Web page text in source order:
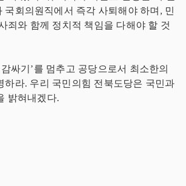
국회의원직에서 즉각 사퇴해야 하며, 민
죄와 함께 정치적 책임을 다해야 할 것
싸기’를 멈추고 공당으로서 최소한의
하라. 우리 국민의힘 전북도당은 국민과
밝혀내겠다.